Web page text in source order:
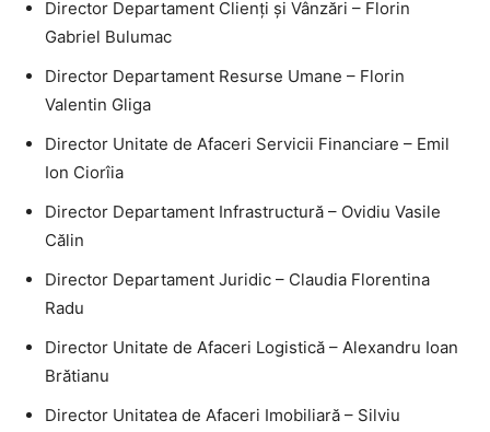
Director Departament Clienți și Vânzări – Florin
Gabriel Bulumac
Director Departament Resurse Umane – Florin
Valentin Gliga
Director Unitate de Afaceri Servicii Financiare – Emil
Ion Ciorîia
Director Departament Infrastructură – Ovidiu Vasile
Călin
Director Departament Juridic – Claudia Florentina
Radu
Director Unitate de Afaceri Logistică – Alexandru Ioan
Brătianu
Director Unitatea de Afaceri Imobiliară – Silviu